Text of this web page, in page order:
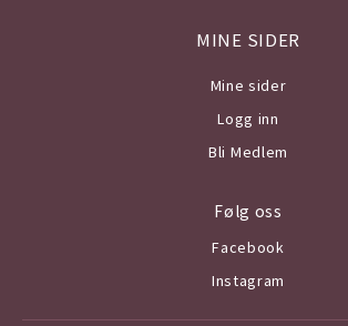
MINE SIDER
Mine sider
Logg inn
Bli Medlem
Følg oss
Facebook
Instagram